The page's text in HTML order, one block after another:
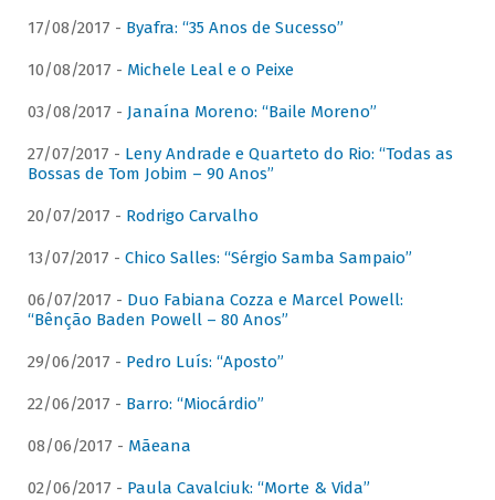
17/08/2017 - Byafra: “35 Anos de Sucesso”
10/08/2017 - Michele Leal e o Peixe
03/08/2017 - Janaína Moreno: “Baile Moreno”
27/07/2017 - Leny Andrade e Quarteto do Rio: “Todas as
Bossas de Tom Jobim – 90 Anos”
20/07/2017 - Rodrigo Carvalho
13/07/2017 - Chico Salles: “Sérgio Samba Sampaio”
06/07/2017 - Duo Fabiana Cozza e Marcel Powell:
“Bênção Baden Powell – 80 Anos”
29/06/2017 - Pedro Luís: “Aposto”
22/06/2017 - Barro: “Miocárdio”
08/06/2017 - Mãeana
02/06/2017 - Paula Cavalciuk: “Morte & Vida”